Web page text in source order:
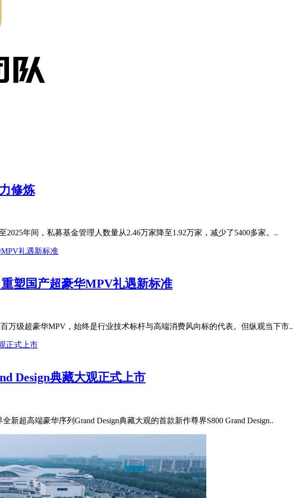
修炼
年间，私募基金管理人数量从2.46万家降至1.92万家，减少了5400多家。..
塑国产超豪华MPV礼遇新标准
万级超豪华MPV，始终是行业技术标杆与高端消费风向标的代表。但纵观当下市..
Design典藏大观正式上市
新超高端豪华序列Grand Design典藏大观的首款新作尊界S800 Grand Design..